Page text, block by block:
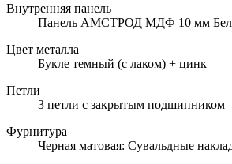
Внутренняя панель
Панель АМСТРОД МДФ 10 мм
Цвет металла
Букле темный (с лаком) + цинк
Петли
3 петли с закрытым подшипником
Фурнитура
Черная матовая: Сувальдные